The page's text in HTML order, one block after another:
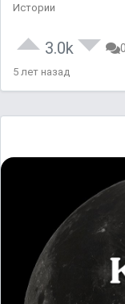
Истории
3.0k
5 лет назад